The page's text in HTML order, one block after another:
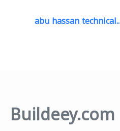
abu hassan technical..
Buildeey.com